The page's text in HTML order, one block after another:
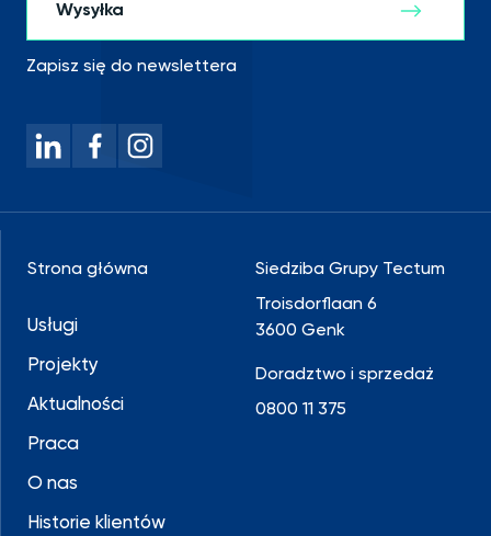
Zapisz się do newslettera
Strona główna
Usługi
Projekty
Aktualności
Praca
O nas
Historie klientów
Siedziba Grupy Tectum
Troisdorflaan 6
3600 Genk
Doradztwo i sprzedaż
0800 11 375